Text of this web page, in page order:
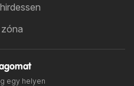
egy helyen